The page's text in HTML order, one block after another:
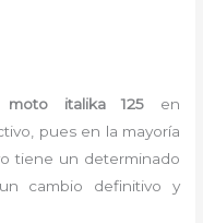
moto italika 125 en
pues en la mayoría
tiene un determinado
cambio definitivo y